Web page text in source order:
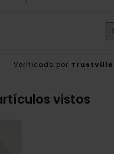
1
Verificado por TrustVille
vistos